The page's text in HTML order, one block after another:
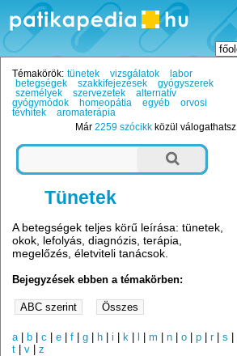
Témakörök: tünetek vizsgálatok
labor
betegségek
szakkifejezések
gyógyszerek
személyek
szervezetek
alternatív
gyógymódok
homeopátia egyéb
orvosi
tévhitek
aromaterápia
Már2259 szócikk közül válogathatsz.
Tünetek
A betegségek teljes körű leírása: tünetek,
okok, lefolyás, diagnózis, terápia,
megelőzés, életviteli tanácsok.
Bejegyzések ebben a témakörben:
a| b |c |e |f |g h |i k |m |n |o |p |r|s
t |v |z